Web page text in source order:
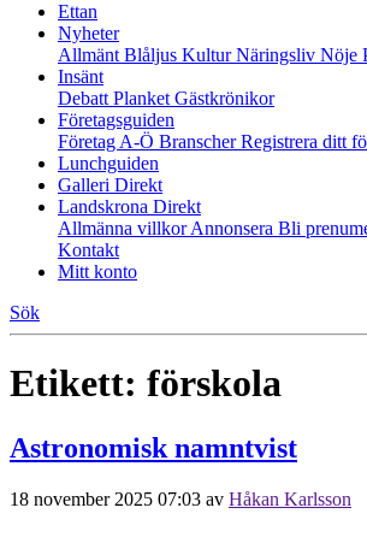
Ettan
Nyheter
Allmänt Blåljus KulturNäringsliv Nöje
Insänt
Debatt Planket Gästkrönikor
Företagsguiden
Företag A-Ö BranscherRegistrera ditt
Lunchguiden
Galleri Direkt
Landskrona Direkt
Allmänna villkorAnnonsera Bli
Kontakt
Mitt konto
Sök
Etikett: förskola
Astronomisk namntvist
18 november 2025 07:03 av Håkan Karlsson